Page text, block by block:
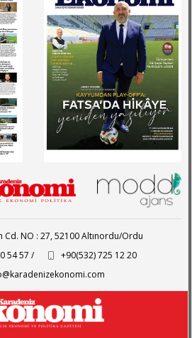
Cd. NO : 27, 52100 Altınordu/Ordu
54 57 /
+90(532) 725 12 20